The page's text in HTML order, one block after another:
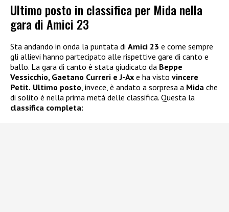
Ultimo posto in classifica per Mida nella
gara di Amici 23
Sta andando in onda la puntata di Amici 23 e come sempre
gli allievi hanno partecipato alle rispettive gare di canto e
ballo. La gara di canto è stata giudicato da Beppe
Vessicchio, Gaetano Curreri e J-Ax e ha visto vincere
Petit. Ultimo posto, invece, è andato a sorpresa a Mida che
di solito è nella prima metà delle classifica. Questa la
classifica completa: